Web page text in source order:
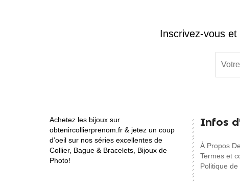
Inscrivez-vous
Achetez les bijoux sur
obtenircollierprenom.fr & jetez un coup
d’oeil sur nos séries excellentes de
Collier, Bague & Bracelets, Bijoux de
Photo!
Infos
À Propos
Termes et
Politique